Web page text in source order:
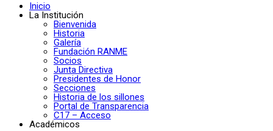
Inicio
La Institución
Bienvenida
Historia
Galería
Fundación RANME
Socios
Junta Directiva
Presidentes de Honor
Secciones
Historia de los sillones
Portal de Transparencia
C17 – Acceso
Académicos